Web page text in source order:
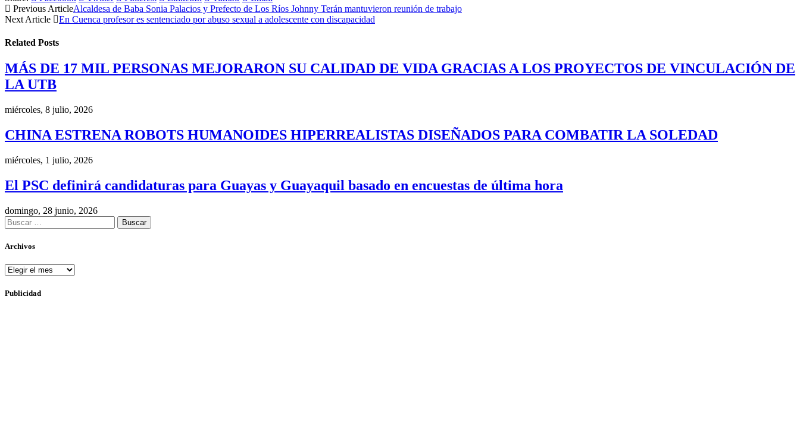
Previous ArticleAlcaldesa de Baba Sonia Palacios y Prefecto de Los Ríos Johnny Terán mantuvieron reunión de trabajo
Next Article
En Cuenca profesor es sentenciado por abuso sexual a adolescente con discapacidad
Related Posts
MÁS DE 17 MIL PERSONAS MEJORARON SU CALIDAD DE VIDA GRACIAS A LOS PROYECTOS DE VINCULACIÓN DE
LA UTB
miércoles, 8 julio, 2026
CHINA ESTRENA ROBOTS HUMANOIDES HIPERREALISTAS DISEÑADOS PARA COMBATIR LA SOLEDAD
miércoles, 1 julio, 2026
El PSC definirá candidaturas para Guayas y Guayaquil basado en encuestas de última hora
domingo, 28 junio, 2026
Buscar:
Archivos
Archivos
Publicidad